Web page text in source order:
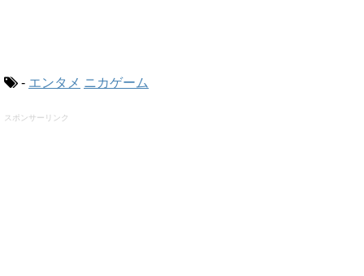
- エンタメ ニカゲーム
スポンサーリンク